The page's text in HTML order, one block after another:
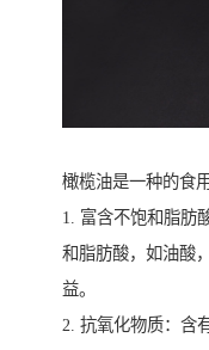
橄榄油是一种的食
1. 富含不饱和脂肪
和脂肪酸，如油酸
益。
2. 抗氧化物质：含